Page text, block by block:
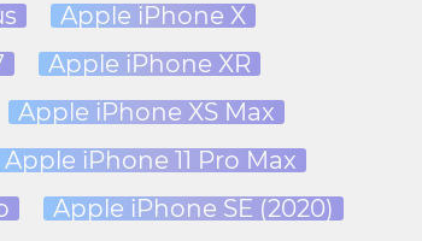
Apple iPhone X
Apple iPhone XR
Apple iPhone XS Max
Apple iPhone 11 Pro Max
Apple iPhone SE (2020)